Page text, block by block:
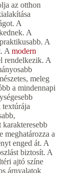
az otthon
A
A
A
Amodern
rendelkezik. A
meleg
a mindennapi
textúrája
meghatározza a
enged át. A
biztosít. A
ajtó színe
árnyalatok